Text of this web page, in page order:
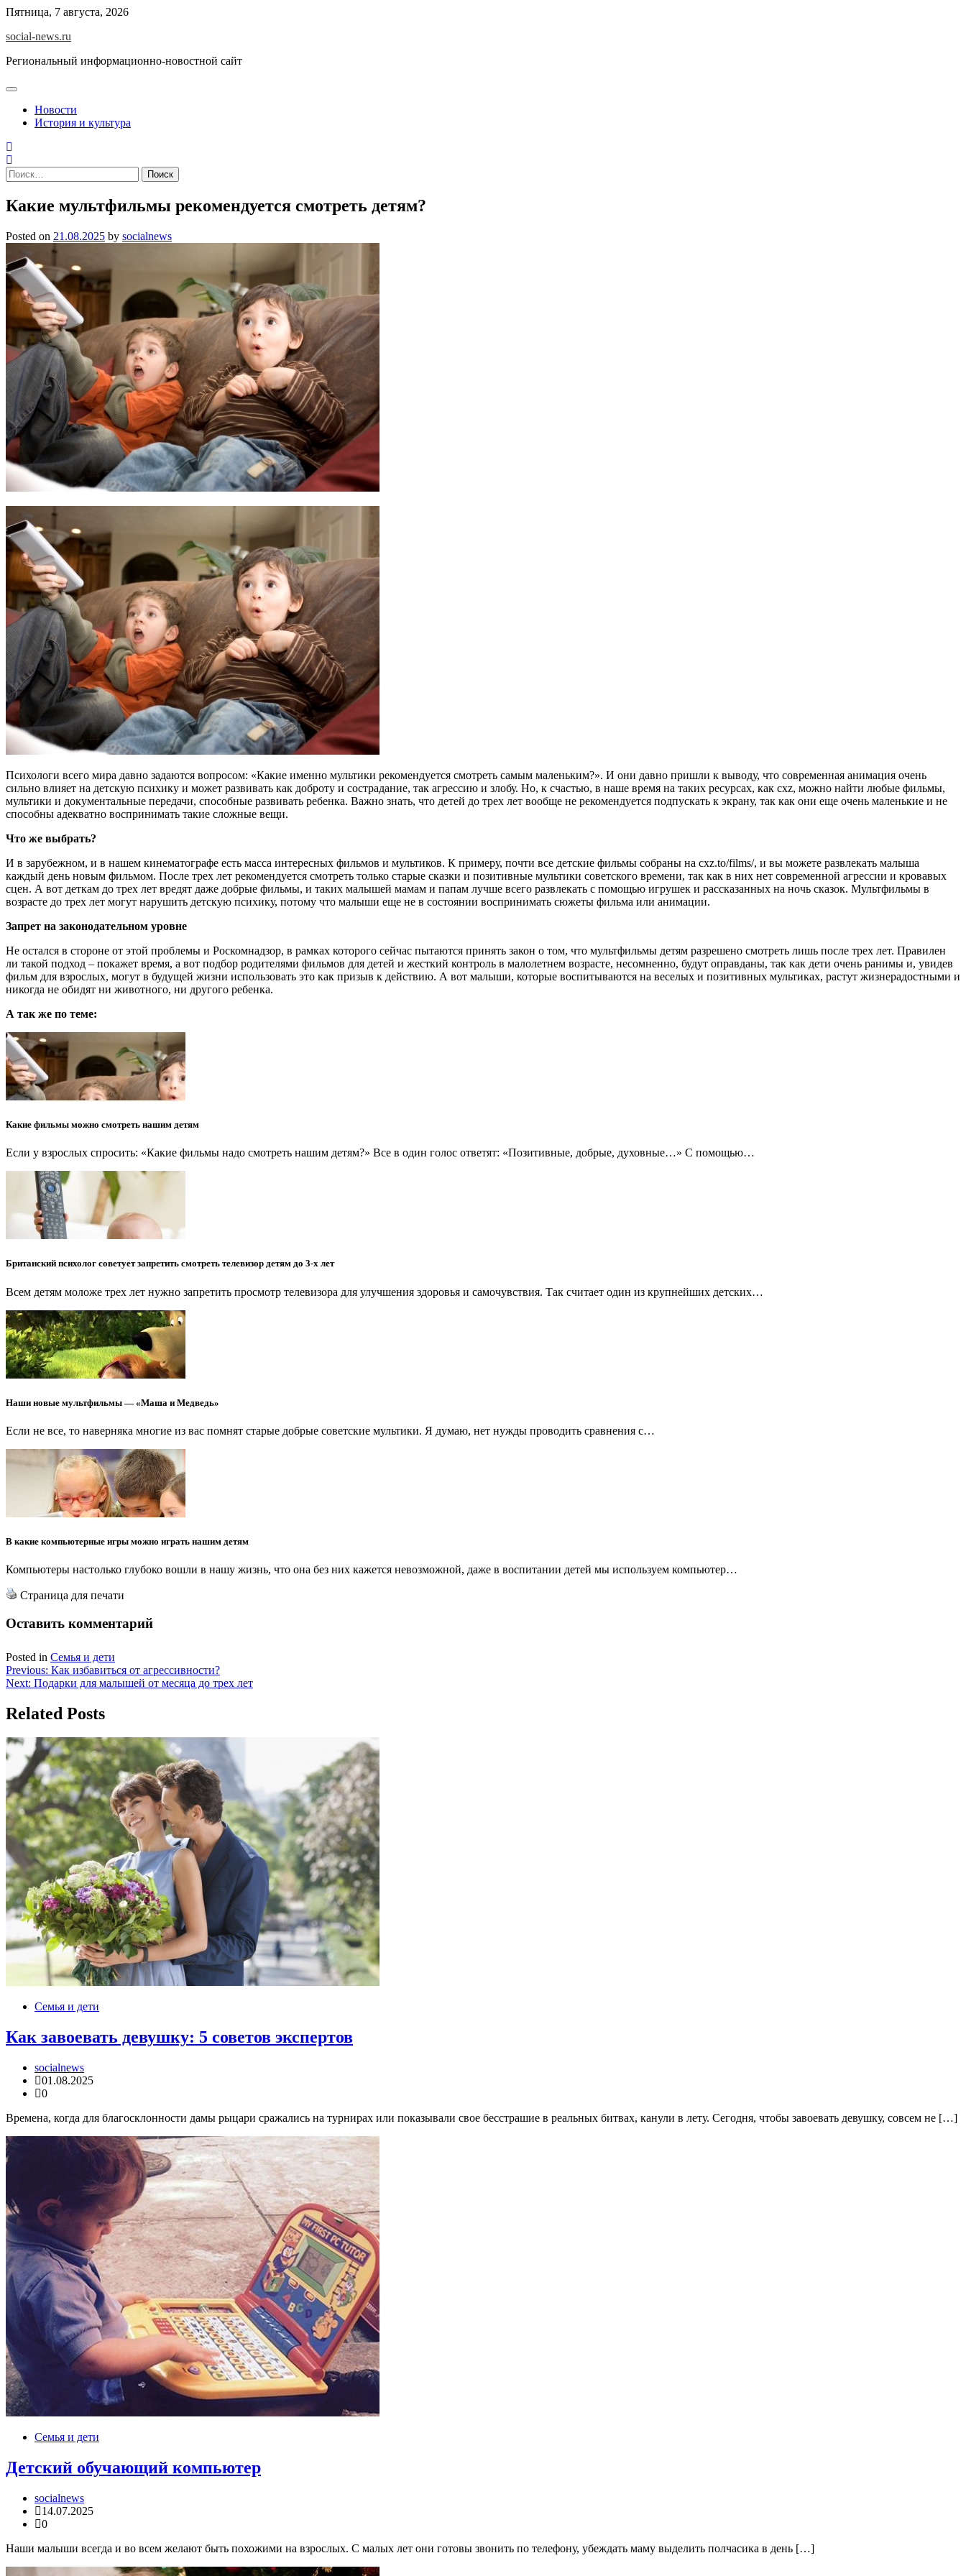
Skip
content
Пятница, 7 августа, 2026
social-news.ru
Региональный информационно-новостной сайт
Новости
История и культура
Найти:
Какие мультфильмы рекомендуется смотреть детям?
Posted on 21.08.2025 by socialnews
Психологи всего мира давно задаются вопросом: «Какие именно мультики рекомендуется смотреть самым маленьким?». И они давно пришли к выводу, что современная анимация очень
сильно влияет на детскую психику и может развивать как доброту и сострадание, так агрессию и злобу. Но, к счастью, в наше время на таких ресурсах, как cxz, можно найти любые фильмы,
мультики и документальные передачи, способные развивать ребенка. Важно знать, что детей до трех лет вообще не рекомендуется подпускать к экрану, так как они еще очень маленькие и не
способны адекватно воспринимать такие сложные вещи.
Что же выбрать?
И в зарубежном, и в нашем кинематографе есть масса интересных фильмов и мультиков. К примеру, почти все детские фильмы собраны на cxz.to/films/, и вы можете развлекать малыша
каждый день новым фильмом. После трех лет рекомендуется смотреть только старые сказки и позитивные мультики советского времени, так как в них нет современной агрессии и кровавых
сцен. А вот деткам до трех лет вредят даже добрые фильмы, и таких малышей мамам и папам лучше всего развлекать с помощью игрушек и рассказанных на ночь сказок. Мультфильмы в
возрасте до трех лет могут нарушить детскую психику, потому что малыши еще не в состоянии воспринимать сюжеты фильма или анимации.
Запрет на законодательном уровне
Не остался в стороне от этой проблемы и Роскомнадзор, в рамках которого сейчас пытаются принять закон о том, что мультфильмы детям разрешено смотреть лишь после трех лет. Правилен
ли такой подход – покажет время, а вот подбор родителями фильмов для детей и жесткий контроль в малолетнем возрасте, несомненно, будут оправданы, так как дети очень ранимы и, увидев
фильм для взрослых, могут в будущей жизни использовать это как призыв к действию. А вот малыши, которые воспитываются на веселых и позитивных мультиках, растут жизнерадостными и
никогда не обидят ни животного, ни другого ребенка.
А так же по теме:
Какие фильмы можно смотреть нашим детям
Если у взрослых спросить: «Какие фильмы надо смотреть нашим детям?» Все в один голос ответят: «Позитивные, добрые, духовные…» С помощью…
Британский психолог советует запретить смотреть телевизор детям до 3-х лет
Всем детям моложе трех лет нужно запретить просмотр телевизора для улучшения здоровья и самочувствия. Так считает один из крупнейших детских…
Наши новые мультфильмы — «Маша и Медведь»
Если не все, то наверняка многие из вас помнят старые добрые советские мультики. Я думаю, нет нужды проводить сравнения с…
В какие компьютерные игры можно играть нашим детям
Компьютеры настолько глубоко вошли в нашу жизнь, что она без них кажется невозможной, даже в воспитании детей мы используем компьютер…
Страница для печати
Оставить комментарий
Posted in Семья и дети
Навигация
по
записям
Previous: Как избавиться от агрессивности?
Next: Подарки для малышей от месяца до трех лет
Related Posts
Семья и дети
Как завоевать девушку: 5 советов экспертов
socialnews
01.08.2025
0
Времена, когда для благосклонности дамы рыцари сражались на турнирах или показывали свое бесстрашие в реальных битвах, канули в лету. Сегодня, чтобы завоевать девушку, совсем не […]
Семья и дети
Детский обучающий компьютер
socialnews
14.07.2025
0
Наши малыши всегда и во всем желают быть похожими на взрослых. С малых лет они готовы звонить по телефону, убеждать маму выделить полчасика в день […]